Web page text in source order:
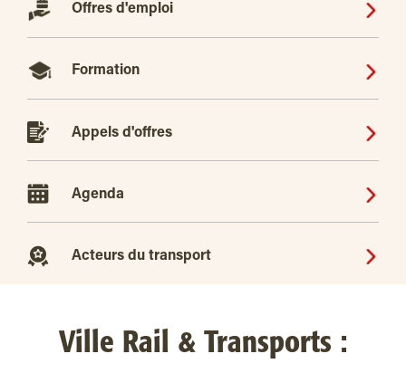
Offres d'emploi
Formation
Appels d'offres
Agenda
Acteurs du transport
Ville Rail & Transports :